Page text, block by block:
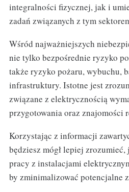
integralności fizycznej, jak i
zadań związanych z tym
Wśród najważniejszych
nie tylko bezpośrednie ryzyko
także ryzyko pożaru, wybuchu,
infrastruktury. Istotne jest
związane z elektrycznością
przygotowania oraz znajomości
Korzystając z informacji
będziesz mógł lepiej
pracy z instalacjami
by zminimalizować potencjalne